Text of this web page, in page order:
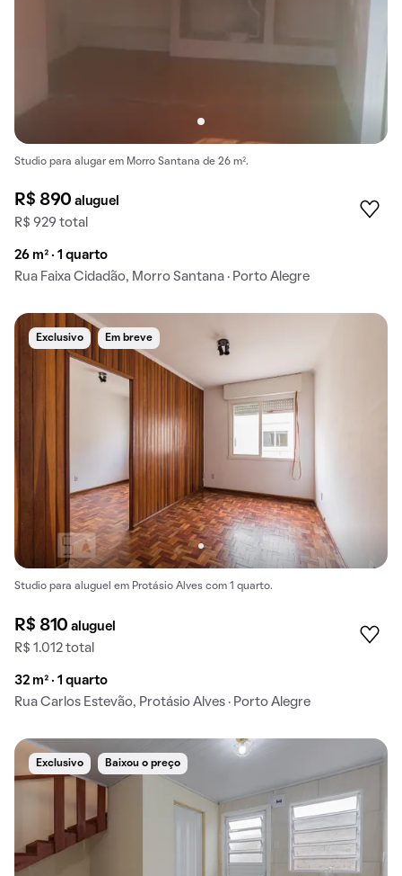
Studio para alugar em Morro Santana de 26 m².
R$ 890aluguel
R$ 929 total
26 m² · 1 quarto
Rua Faixa Cidadão, Morro Santana · Porto Alegre
Exclusivo Em breve
Studio para aluguel em Protásio Alves com 1 quarto.
R$ 810aluguel
R$ 1.012 total
32 m² · 1 quarto
Rua Carlos Estevão, Protásio Alves · Porto Alegre
Exclusivo Baixou o preço